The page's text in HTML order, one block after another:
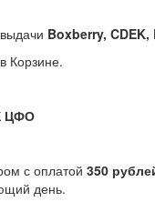
Boxberry,
Корзине.
ЦФО
с оплатой 350
день.